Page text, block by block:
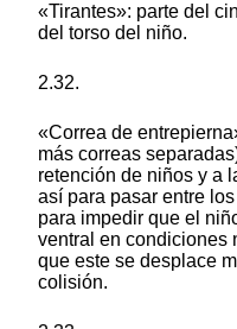
«Tirantes»: parte del
del torso del niño.
2.32.
«Correa de
más correas
retención de niños y a
así para pasar entre
para impedir que el
ventral en condiciones
que este se desplace
colisión.